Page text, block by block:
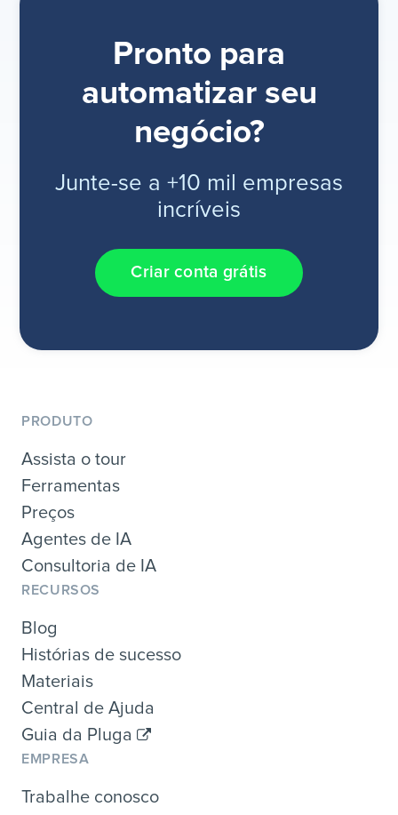
Pronto para
automatizar seu
negócio?
Junte-se a +10 mil empresas
incríveis
Criar conta grátis
PRODUTO
Assista o tour
Ferramentas
Preços
Agentes de IA
Consultoria de IA
RECURSOS
Blog
Histórias de sucesso
Materiais
Central de Ajuda
Guia da Pluga
EMPRESA
Trabalhe conosco